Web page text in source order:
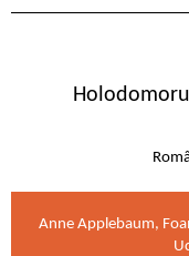
Anne Applebaum,